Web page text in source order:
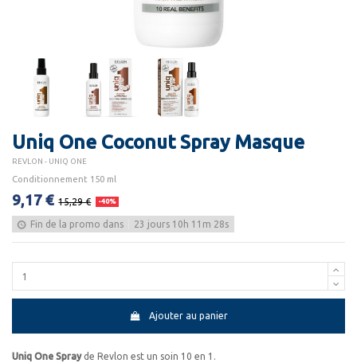
Uniq One Coconut Spray Masque
REVLON - UNIQ ONE
Conditionnement 150 ml
9,17 € 15,29 € -40%
Fin de la promo dans 23 jours 10 h 11 m 28s
Ajouter au panier
Uniq One Sprayde Revlon est un soin 10 en 1.